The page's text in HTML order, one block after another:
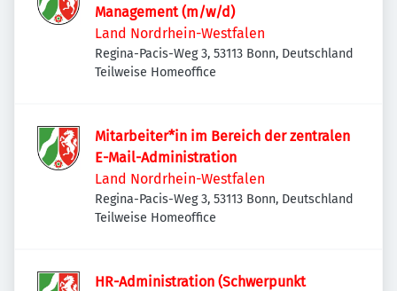
Management (m/w/d)
Land Nordrhein-Westfalen
Regina-Pacis-Weg 3, 53113 Bonn, Deutschland
Teilweise Homeoffice
Mitarbeiter*in im Bereich der zentralen
E-Mail-Administration
Land Nordrhein-Westfalen
Regina-Pacis-Weg 3, 53113 Bonn, Deutschland
Teilweise Homeoffice
HR-Administration (Schwerpunkt